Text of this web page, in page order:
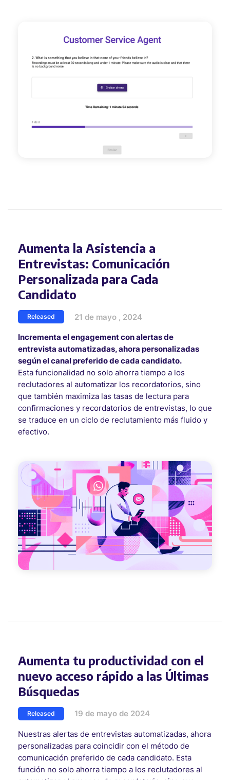
Aumenta la Asistencia a
Entrevistas: Comunicación
Personalizada para Cada
Candidato
Released 21 de mayo , 2024
Incrementa el engagement con alertas de
entrevista automatizadas, ahora personalizadas
según el canal preferido de cada candidato.
Esta funcionalidad no solo ahorra tiempo a los
reclutadores al automatizar los recordatorios, sino
que también maximiza las tasas de lectura para
confirmaciones y recordatorios de entrevistas, lo que
se traduce en un ciclo de reclutamiento más fluido y
efectivo.
Aumenta tu productividad con el
nuevo acceso rápido a las Últimas
Búsquedas
Released 19 de mayo de 2024
Nuestras alertas de entrevistas automatizadas, ahora
personalizadas para coincidir con el método de
comunicación preferido de cada candidato. Esta
función no solo ahorra tiempo a los reclutadores al